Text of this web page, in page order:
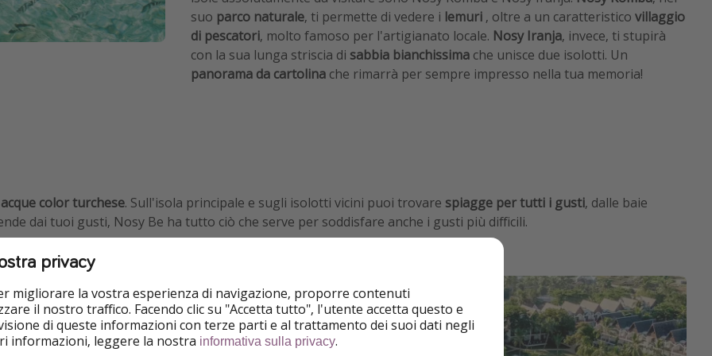
suo parco naturale, ti permette di vedere i lemuri , oltre a un caratteristico villaggio
di pescatori, molto famoso per l'artigianato locale. Nosy Iranja, invece, ti stupirà
con la sua lunga striscia di sabbia bianchissima che unisce due isolotti. Un
panorama da cartolina che rimarrà per sempre impresso nella tua memoria!
color turchese. Sull'isola principale e sugli isolotti vicini puoi trovare spiagge per tutti i gusti, dalle baie
dai tuoi gusti, Nosy Be ha tutto ciò che serve per soddisfare anche i gusti più difficili.
la spiaggia più
bianca finissima e le
privacy
migliorare la vostra esperienza di navigazione, proporre contenuti
il nostro traffico. Facendo clic su "Accetta tutto", l'utente accetta questo e
di queste informazioni con terze parti e al trattamento dei suoi dati negli
informazioni, leggere la nostra informativa sulla privacy.